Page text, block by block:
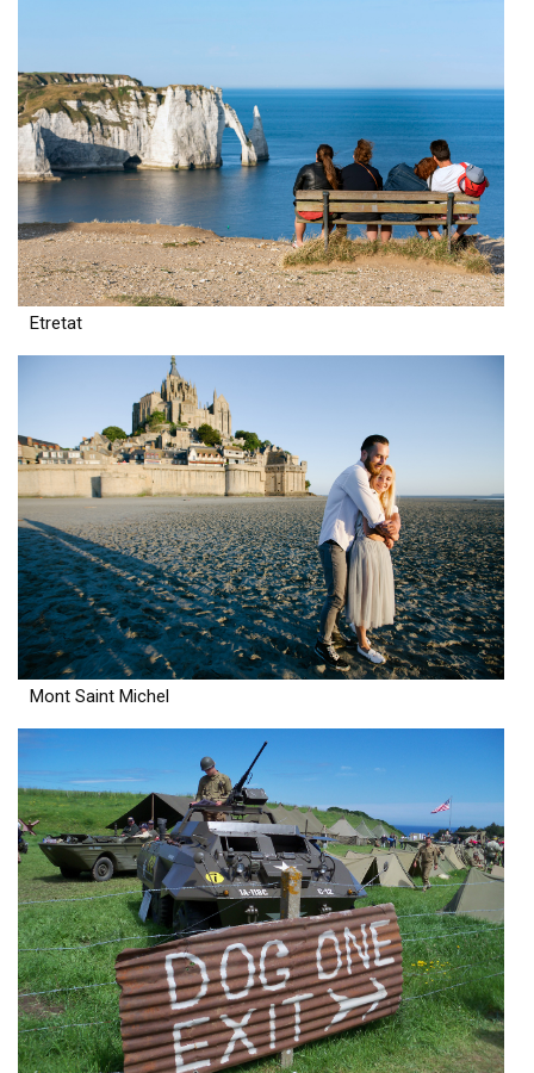
Etretat
Mont Saint Michel